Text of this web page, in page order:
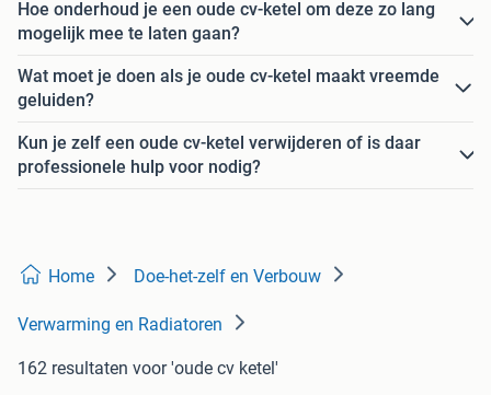
Hoe onderhoud je een oude cv-ketel om deze zo lang
mogelijk mee te laten gaan?
Wat moet je doen als je oude cv-ketel maakt vreemde
geluiden?
Kun je zelf een oude cv-ketel verwijderen of is daar
professionele hulp voor nodig?
Home Doe-het-zelf en Verbouw
Verwarming en Radiatoren
162 resultaten voor 'oude cv ketel'